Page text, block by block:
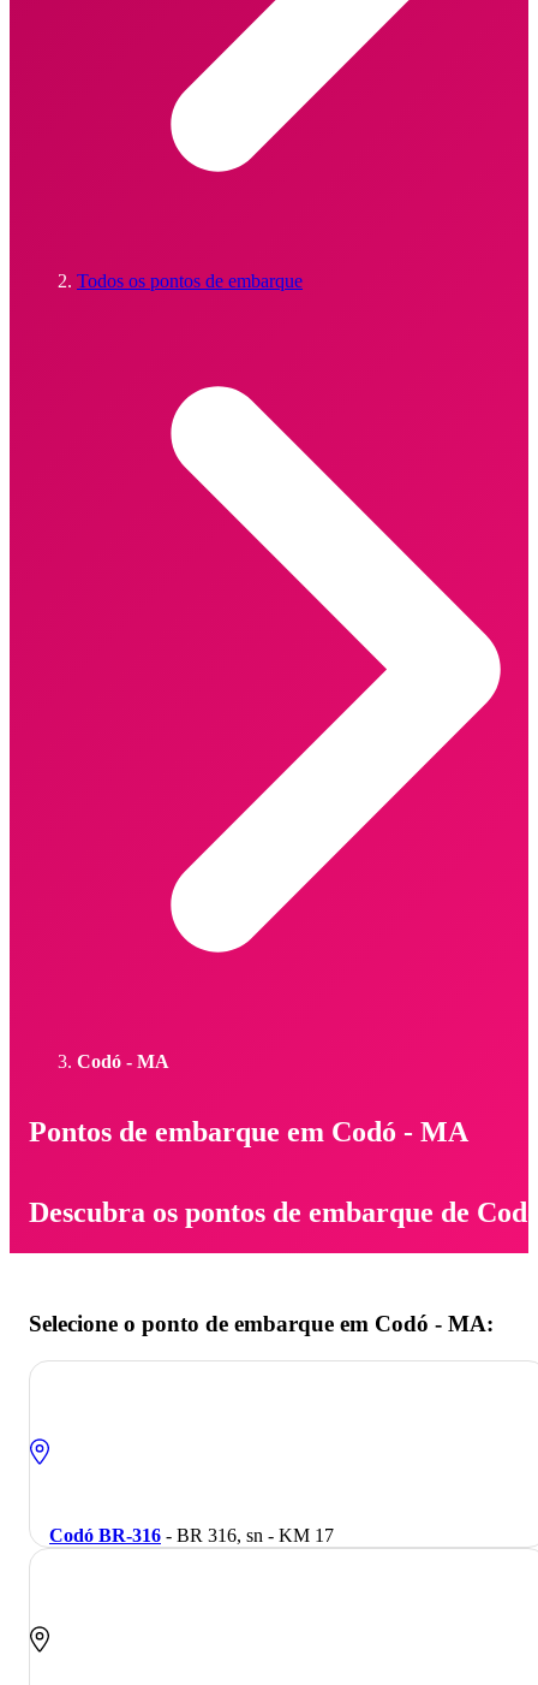
Todos os pontos de embarque
Codó - MA
Pontos de embarque em Codó - MA
Descubra os pontos de embarque de
Selecione o ponto de embarque em Codó - MA:
Codó BR-316 - BR 316, sn - KM 17